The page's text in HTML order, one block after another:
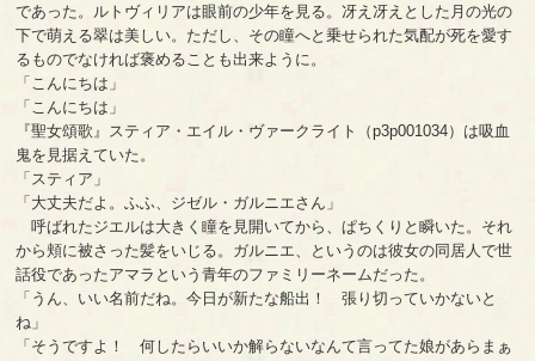
であった。ルトヴィリアは眼前の少年を見る。冴え冴えとした月の光の
下で萌える翠は美しい。ただし、その瞳へと乗せられた気配が死を愛す
るものでなければ褒めることも出来ように。
「こんにちは」
「こんにちは」
『聖女頌歌』スティア・エイル・ヴァークライト（p3p001034）は吸血
鬼を見据えていた。
「スティア」
「大丈夫だよ。ふふ、ジゼル・ガルニエさん」
呼ばれたジエルは大きく瞳を見開いてから、ぱちくりと瞬いた。それ
から頬に被さった髪をいじる。ガルニエ、というのは彼女の同居人で世
話役であったアマラという青年のファミリーネームだった。
「うん、いい名前だね。今日が新たな船出！ 張り切っていかないと
ね」
「そうですよ！ 何したらいいか解らないなんて言ってた娘があらまぁ